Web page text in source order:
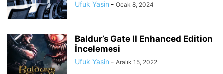
Ufuk Yasin - Ocak 8, 2024
Baldur’s Gate II Enhanced Edition
İncelemesi
Ufuk Yasin - Aralık 15, 2022